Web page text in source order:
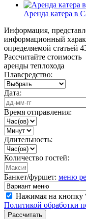
Аренда катера в
Информация,
информационный
определяемой статьей
Рассчитайте стоимость
аренды теплохода
Плавсредство:
Дата:
Время отправления:
Длительность:
Количество гостей:
Банкет/фуршет: меню
Нажимая на кнопку
Политикой обработки
Рассчитать